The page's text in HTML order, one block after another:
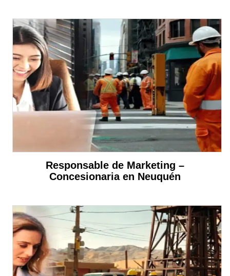
Responsable de Marketing –
Concesionaria en Neuquén